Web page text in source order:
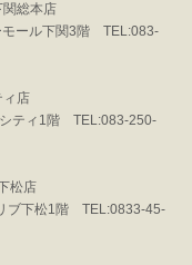
関総本店
モール下関3階 TEL:083-
ィ店
ティ1階 TEL:083-250-
松店
ブ下松1階 TEL:0833-45-